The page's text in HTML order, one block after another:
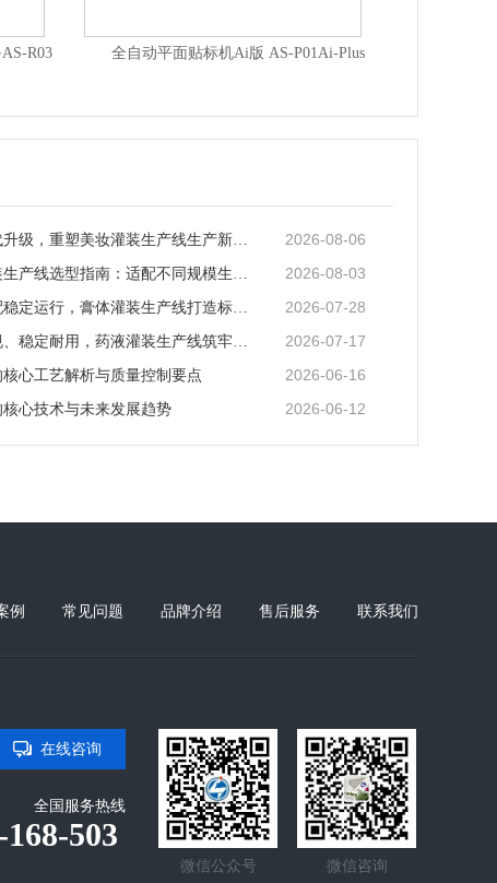
高速全自动圆瓶立转卧贴标机+打码机 AS-LC05A 全自动圆瓶贴标机 AS-C01S-A
智能化迭代升级，重塑美妆灌装生产线生产新范式 2026-08-06
矿泉水灌装生产线选型指南：适配不同规模生产的核心逻辑 2026-08-03
全场景适配稳定运行，膏体灌装生产线打造标准化灌装新体系 2026-07-28
全流程合规、稳定耐用，药液灌装生产线筑牢药液生产品质防线 2026-07-17
心工艺解析与质量控制要点 2026-06-16
心技术与未来发展趋势 2026-06-12
例 常见问题 品牌介绍 售后服务 联系我们
在线咨询
全国服务热线
168-503
微信公众号 微信咨询